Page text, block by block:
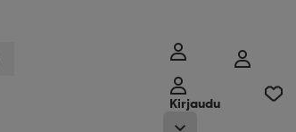
Kirjaudu